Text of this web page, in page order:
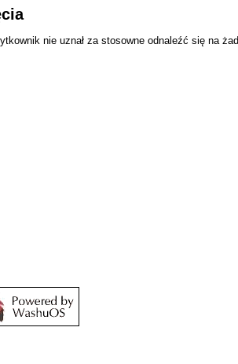
nie uznał za stosowne odnaleźć się na